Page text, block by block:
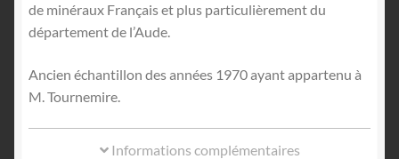
de minéraux Français et plus particulièrement du
département de l’Aude.
Ancien échantillon des années 1970 ayant appartenu à
M. Tournemire.
Informations complémentaires